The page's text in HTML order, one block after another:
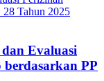
Evaluasi
berdasarkan PP